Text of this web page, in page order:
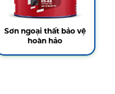
Sơn ngoại thất bảo vệ
hoàn hảo